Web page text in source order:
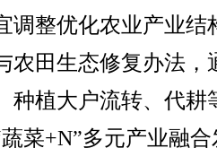
调整优化农业产业结
农田生态修复办法，
种植大户流转、代耕
菜+N”多元产业融合